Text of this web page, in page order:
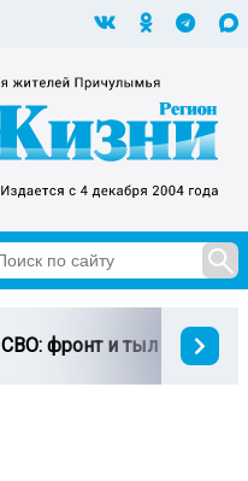
СВО: фронт и тыл